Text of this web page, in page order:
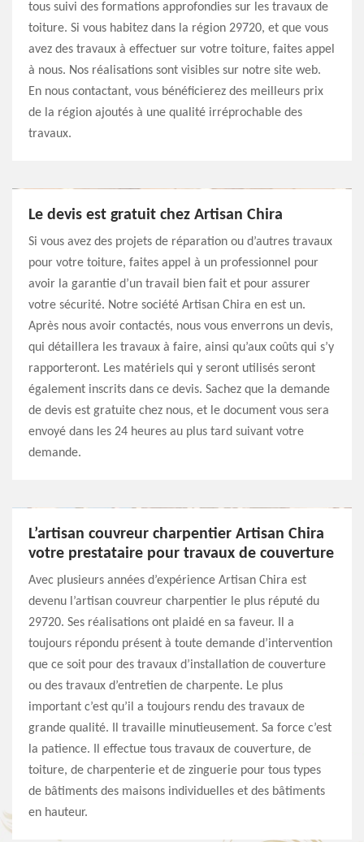
tous suivi des formations approfondies sur les travaux de
toiture. Si vous habitez dans la région 29720, et que vous
avez des travaux à effectuer sur votre toiture, faites appel
à nous. Nos réalisations sont visibles sur notre site web.
En nous contactant, vous bénéficierez des meilleurs prix
de la région ajoutés à une qualité irréprochable des
travaux.
Le devis est gratuit chez Artisan Chira
Si vous avez des projets de réparation ou d’autres travaux
pour votre toiture, faites appel à un professionnel pour
avoir la garantie d’un travail bien fait et pour assurer
votre sécurité. Notre société Artisan Chira en est un.
Après nous avoir contactés, nous vous enverrons un devis,
qui détaillera les travaux à faire, ainsi qu’aux coûts qui s’y
rapporteront. Les matériels qui y seront utilisés seront
également inscrits dans ce devis. Sachez que la demande
de devis est gratuite chez nous, et le document vous sera
envoyé dans les 24 heures au plus tard suivant votre
demande.
L’artisan couvreur charpentier Artisan Chira
votre prestataire pour travaux de couverture
Avec plusieurs années d’expérience Artisan Chira est
devenu l’artisan couvreur charpentier le plus réputé du
29720. Ses réalisations ont plaidé en sa faveur. Il a
toujours répondu présent à toute demande d’intervention
que ce soit pour des travaux d’installation de couverture
ou des travaux d’entretien de charpente. Le plus
important c’est qu’il a toujours rendu des travaux de
grande qualité. Il travaille minutieusement. Sa force c’est
la patience. Il effectue tous travaux de couverture, de
toiture, de charpenterie et de zinguerie pour tous types
de bâtiments des maisons individuelles et des bâtiments
en hauteur.